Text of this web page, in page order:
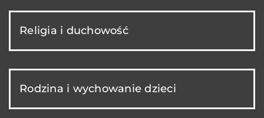
Religia i duchowość
Rodzina i wychowanie dzieci